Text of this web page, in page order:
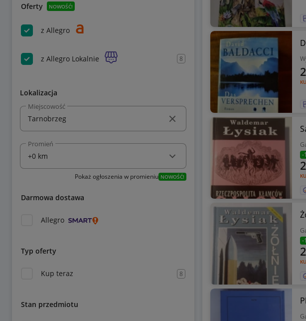
Oferty NOWOŚĆ!
z Allegro
z Allegro Lokalnie 8
Lokalizacja
Miejscowość
Promień
Pokaż ogłoszenia w promieniu NOWOŚĆ!
Darmowa dostawa
Allegro
Typ oferty
Kup teraz 8
Stan przedmiotu
-
-